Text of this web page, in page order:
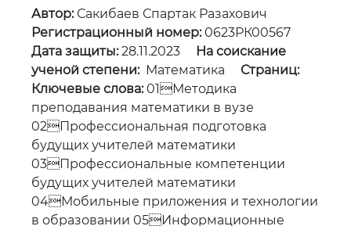
Автор:Сакибаев Спартак Разахович
Регистрационный номер:0623РК00567
Дата защиты:28.11.2023
На соискание
ученой степени:Математика Страниц:
Ключевые слова:01Методика
преподавания математики в вузе
02Профессиональная подготовка
будущих учителей математики
03Профессиональные компетенции
будущих учителей математики
04Мобильные приложения и технологии
в образовании 05Информационные